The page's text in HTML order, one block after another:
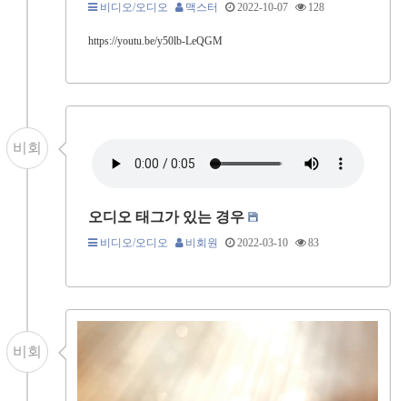
비디오/오디오 맥스터 2022-10-07 128
https://youtu.be/y50lb-LeQGM
비회
오디오 태그가 있는 경우
비디오/오디오 비회원 2022-03-10 83
비회